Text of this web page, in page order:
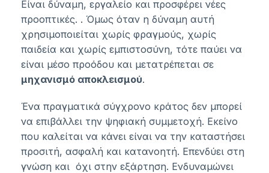
Είναι δύναμη, εργαλείο και προσφέρει νέες
προοπτικές. . Όμως όταν η δύναμη αυτή
χρησιμοποιείται χωρίς φραγμούς, χωρίς
παιδεία και χωρίς εμπιστοσύνη, τότε παύει να
είναι μέσο προόδου και μετατρέπεται σε
μηχανισμό αποκλεισμού.
Ένα πραγματικά σύγχρονο κράτος δεν μπορεί
να επιβάλλει την ψηφιακή συμμετοχή. Εκείνο
που καλείται να κάνει είναι να την καταστήσει
προσιτή, ασφαλή και κατανοητή. Επενδύει στη
γνώση και όχι στην εξάρτηση. Ενδυναμώνει